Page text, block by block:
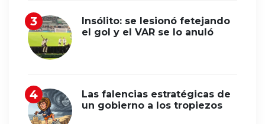
Insólito: se lesionó fetejando
el gol y el VAR se lo anuló
Las falencias estratégicas de
un gobierno a los tropiezos